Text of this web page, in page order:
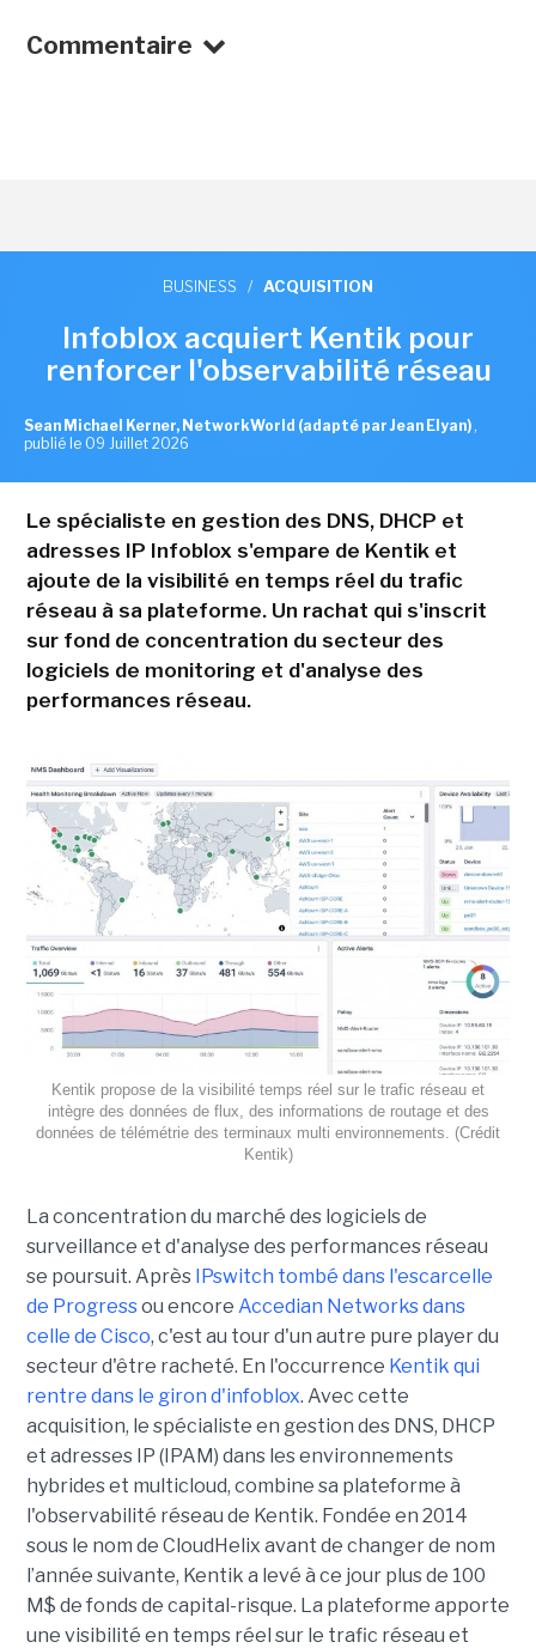
Commentaire
BUSINESS / ACQUISITION
Infoblox acquiert Kentik pour
renforcer l'observabilité réseau
Sean Michael Kerner, NetworkWorld (adapté par Jean Elyan) ,
publié le 09 Juillet 2026
Le spécialiste en gestion des DNS, DHCP et
adresses IP Infoblox s'empare de Kentik et
ajoute de la visibilité en temps réel du trafic
réseau à sa plateforme. Un rachat qui s'inscrit
sur fond de concentration du secteur des
logiciels de monitoring et d'analyse des
performances réseau.
Kentik propose de la visibilité temps réel sur le trafic réseau et
intègre des données de flux, des informations de routage et des
données de télémétrie des terminaux multi environnements. (Crédit
Kentik)
La concentration du marché des logiciels de
surveillance et d'analyse des performances réseau
se poursuit. Après IPswitch tombé dans l'escarcelle
de Progressou encore Accedian Networks dans
celle de Cisco, c'est au tour d'un autre pure player du
secteur d'être racheté. En l'occurrence Kentik qui
rentre dans le giron d'infoblox. Avec cette
acquisition, le spécialiste en gestion des DNS, DHCP
et adresses IP (IPAM) dans les environnements
hybrides et multicloud, combine sa plateforme à
l'observabilité réseau de Kentik. Fondée en 2014
sous le nom de CloudHelix avant de changer de nom
l’année suivante, Kentik a levé à ce jour plus de 100
M$ de fonds de capital-risque. La plateforme apporte
une visibilité en temps réel sur le trafic réseau et